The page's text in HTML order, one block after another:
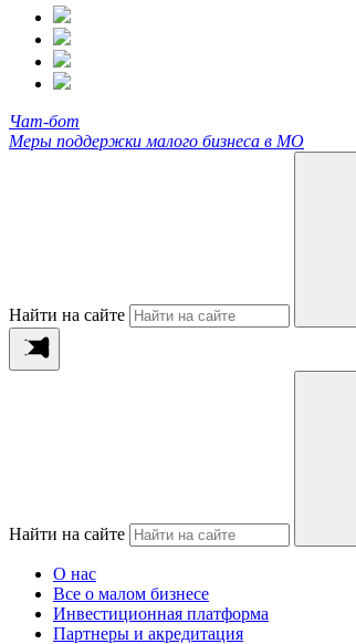
Чат-бот
Меры поддержки малого бизнеса в МО
Найти на сайте
Найти на сайте
О нас
Все о малом бизнесе
Инвестиционная платформа
Партнеры и акредитация